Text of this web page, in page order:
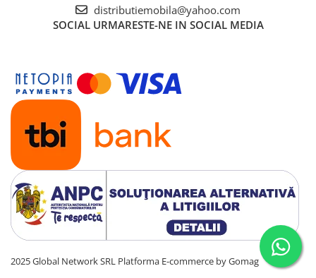
distributiemobila@yahoo.com
SOCIAL URMARESTE-NE IN SOCIAL MEDIA
2025 Global Network SRL Platforma E-commerce by Gomag